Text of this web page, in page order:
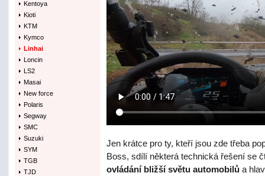
Kentoya
Kioti
KTM
Kymco
Linhai
Loncin
LS2
Masai
New force
Polaris
Segway
SMC
Suzuki
SYM
TGB
TJD
Jen krátce pro ty, kteří jsou zde třeba
Boss, sdílí některá technická řešení se
ovládání bližší světu automobilů a